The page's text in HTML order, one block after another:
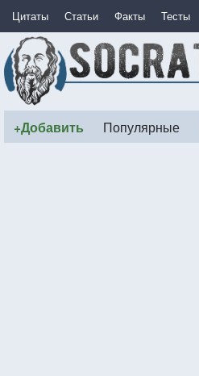
Цитаты Статьи Факты Тесты
+Добавить Популярные